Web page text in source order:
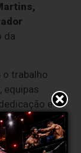
da
o trabalho
equipas
e
atletas ao